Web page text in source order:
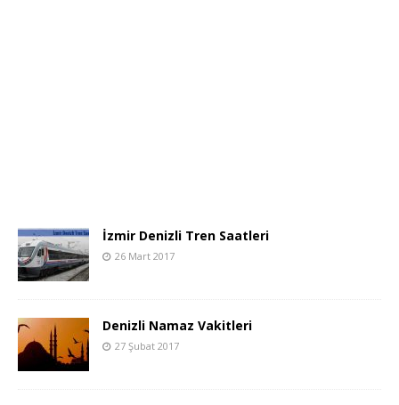
İzmir Denizli Tren Saatleri
26 Mart 2017
Denizli Namaz Vakitleri
27 Şubat 2017